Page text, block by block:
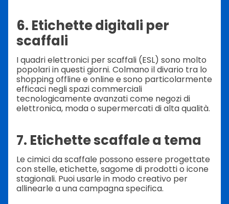
6. Etichette digitali per
scaffali
I quadri elettronici per scaffali (ESL) sono molto
popolari in questi giorni. Colmano il divario tra lo
shopping offline e online e sono particolarmente
efficaci negli spazi commerciali
tecnologicamente avanzati come negozi di
elettronica, moda o supermercati di alta qualità.
7. Etichette scaffale a tema
Le cimici da scaffale possono essere progettate
con stelle, etichette, sagome di prodotti o icone
stagionali. Puoi usarle in modo creativo per
allinearle a una campagna specifica.